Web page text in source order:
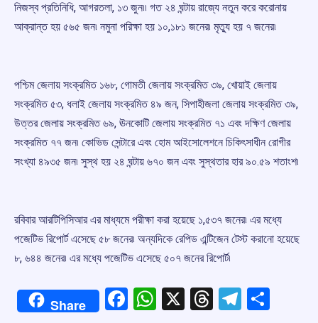
নিজস্ব প্রতিনিধি, আগরতলা, ১৩ জুন৷৷ গত ২৪ ঘন্টায় রাজ্যে নতুন করে করোনায়
আক্রান্ত হয় ৫৬৫ জন৷ নমুনা পরিক্ষা হয় ১০,১৮১ জনের৷ মৃত্যু হয় ৭ জনের৷
পশ্চিম জেলায় সংক্রমিত ১৬৮, গোমতী জেলায় সংক্রমিত ৩৯, খোয়াই জেলায়
সংক্রমিত ৫৩, ধলাই জেলায় সংক্রমিত ৪৯ জন, সিপাহীজলা জেলায় সংক্রমিত ৩৯,
উত্তর জেলায় সংক্রমিত ৬৯, ঊনকোটি জেলায় সংক্রমিত ৭১ এবং দক্ষিণ জেলায়
সংক্রমিত ৭৭ জন৷ কোভিড সেন্টারে এবং হোম আইসোলেশনে চিকিৎসাধীন রোগীর
সংখ্যা ৪৯৩৫ জন৷ সুস্থ হয় ২৪ ঘন্টায় ৬৭০ জন এবং সুস্থতার হার ৯০.৫৯ শতাংশ৷
রবিবার আরটিপিসিআর এর মাধ্যমে পরীক্ষা করা হয়েছে ১,৫৩৭ জনের৷ এর মধ্যে
পজেটিভ রিপোর্ট এসেছে ৫৮ জনের৷ অন্যদিকে রেপিড এন্টিজেন টেস্ট করানো হয়েছে
৮, ৬৪৪ জনের৷ এর মধ্যে পজেটিভ এসেছে ৫০৭ জনের রিপোর্ট৷
Share Facebook
WhatsApp
X Threads